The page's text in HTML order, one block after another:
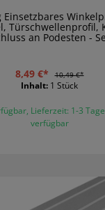
Einsetzbares
Türschwellenprofil,
an Podesten -
8,49 €* 10,49 €*
Inhalt: 1 Stück
Lieferzeit: 1-3
verfügbar